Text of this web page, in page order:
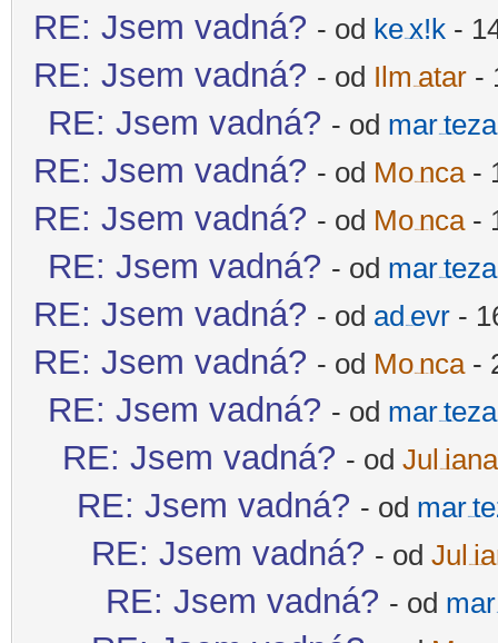
RE: Jsem vadná? - od ke -diskusni-forum-
x!k -
RE: Jsem vadná? - od Ilm -diskusni-forum-
atar -
RE: Jsem vadná? - od mar -diskusni-forum-
teza
RE: Jsem vadná? - od Mo -diskusni-forum-
nca-
RE: Jsem vadná? - od Mo -diskusni-forum-
nca-
RE: Jsem vadná? - od mar -diskusni-forum-
teza
RE: Jsem vadná? - od ad -diskusni-forum-
evr -
RE: Jsem vadná? - od Mo -diskusni-forum-
nca-
RE: Jsem vadná? - od mar -diskusni-forum-
teza
RE: Jsem vadná? - od Jul -diskusni-forum-
iana
RE: Jsem vadná? - od mar -diskusni-forum-
RE: Jsem vadná? - od Jul -diskusni-forum-
RE: Jsem vadná? - od mar -